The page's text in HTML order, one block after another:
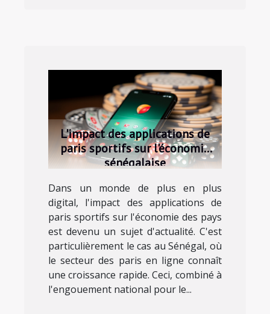
L'impact des applications de
paris sportifs sur l'économie
sénégalaise
Dans un monde de plus en plus
digital, l'impact des applications de
paris sportifs sur l'économie des pays
est devenu un sujet d'actualité. C'est
particulièrement le cas au Sénégal, où
le secteur des paris en ligne connaît
une croissance rapide. Ceci, combiné à
l'engouement national pour le...